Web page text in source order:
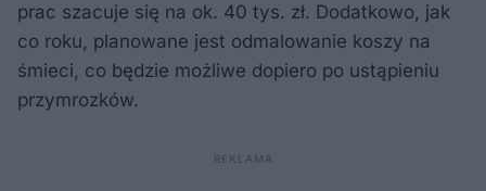
prac szacuje się na ok. 40 tys. zł. Dodatkowo, jak
co roku, planowane jest odmalowanie koszy na
śmieci, co będzie możliwe dopiero po ustąpieniu
przymrozków.